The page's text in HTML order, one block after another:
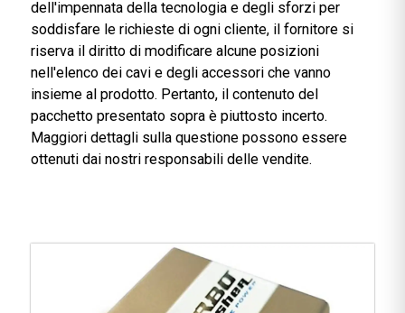
N915D, N9108V, N9100, G901F) Esempio: è
necessario eseguire le seguenti operazioni con un
nuovo telefono non supportato per la procedura di
ripristino dell'avvio: Smontare il telefono e
la piedinatura eMMC utilizzando il cercatore ATF
eMMC Test Point Scarica il file flash Samsung
TAR.MD5 BL ufficiale o il file flash ALL-IN-ONE da
Advance Turbo Flasher Gold Box (ATF Box): *
Turbo Flasher Gold Box (ATF Box) – 1 pz. * A causa
dell'impennata della tecnologia e degli sforzi per